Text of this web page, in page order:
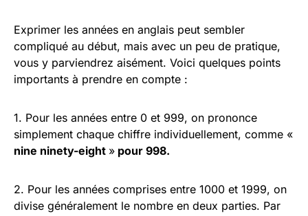
Exprimer les années en anglais peut sembler
compliqué au début, mais avec un peu de pratique,
vous y parviendrez aisément. Voici quelques points
importants à prendre en compte :
1. Pour les années entre 0 et 999, on prononce
simplement chaque chiffre individuellement, comme «
nine ninety-eight » pour 998.
2. Pour les années comprises entre 1000 et 1999, on
divise généralement le nombre en deux parties. Par